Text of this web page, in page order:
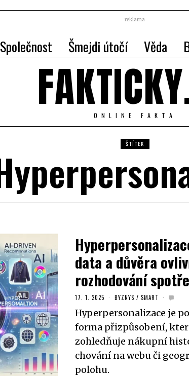
reklama
Společnost Šmejdi útočí Věda
ONLINE FAKTA
ŠTÍTEK
data a důvěra
rozhodování
17. 1. 2025 BYZNYS / SMART
Hyperpersonalizace je
forma přizpůsobení,
zohledňuje nákupní
chování na webu či
polohu.